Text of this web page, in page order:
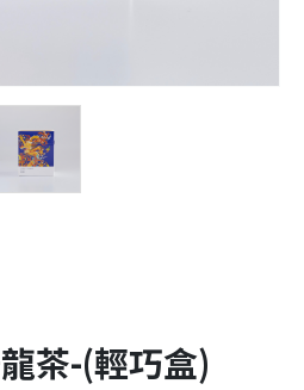
茶-(輕巧盒)